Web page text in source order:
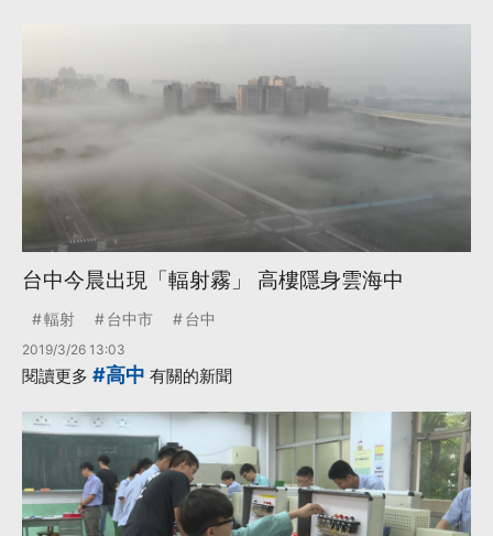
台中今晨出現「輻射霧」 高樓隱身雲海中
輻射 台中市 台中
2019/3/26 13:03
閱讀更多 #高中 有關的新聞